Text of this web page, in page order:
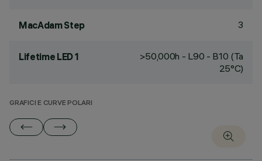
MacAdam Step 3
Lifetime LED 1
>50,000h - L90 - B10 (Ta
25°C)
GRAFICI E CURVE POLARI